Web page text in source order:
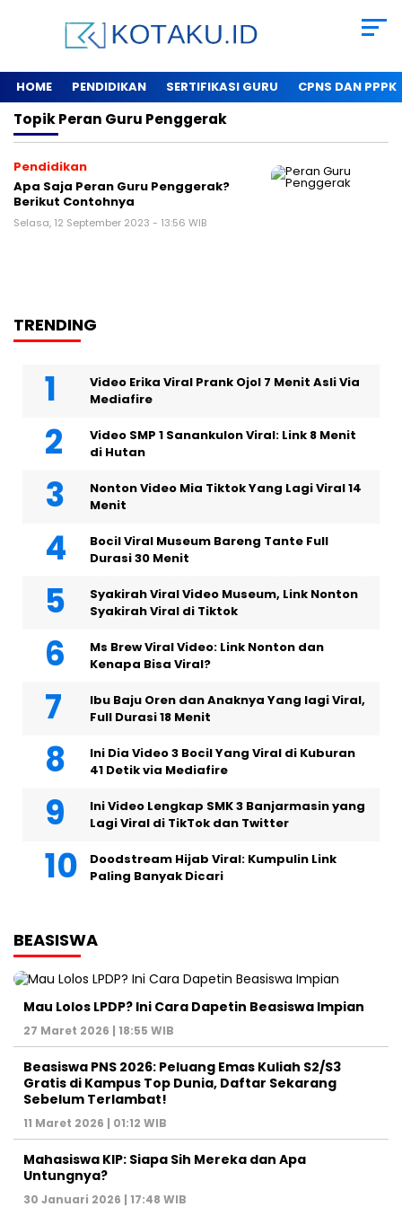
HOME PENDIDIKAN SERTIFIKASI GURU CPNS DAN PPPK
TopikPeran Guru Penggerak
Pendidikan
Apa Saja Peran Guru Penggerak?
Berikut Contohnya
Selasa, 12 September 2023 - 13:56 WIB
TRENDING
Video Erika Viral Prank Ojol 7 Menit Asli Via
Mediafire
Video SMP 1 Sanankulon Viral: Link 8 Menit
di Hutan
Nonton Video Mia Tiktok Yang Lagi Viral 14
Menit
Bocil Viral Museum Bareng Tante Full
Durasi 30 Menit
Syakirah Viral Video Museum, Link Nonton
Syakirah Viral di Tiktok
Ms Brew Viral Video: Link Nonton dan
Kenapa Bisa Viral?
Ibu Baju Oren dan Anaknya Yang lagi Viral,
Full Durasi 18 Menit
Ini Dia Video 3 Bocil Yang Viral di Kuburan
41 Detik via Mediafire
Ini Video Lengkap SMK 3 Banjarmasin yang
Lagi Viral di TikTok dan Twitter
Doodstream Hijab Viral: Kumpulin Link
Paling Banyak Dicari
BEASISWA
Mau Lolos LPDP? Ini Cara Dapetin Beasiswa Impian
27 Maret 2026 | 18:55 WIB
Beasiswa PNS 2026: Peluang Emas Kuliah S2/S3
Gratis di Kampus Top Dunia, Daftar Sekarang
Sebelum Terlambat!
11 Maret 2026 | 01:12 WIB
Mahasiswa KIP: Siapa Sih Mereka dan Apa
Untungnya?
30 Januari 2026 | 17:48 WIB